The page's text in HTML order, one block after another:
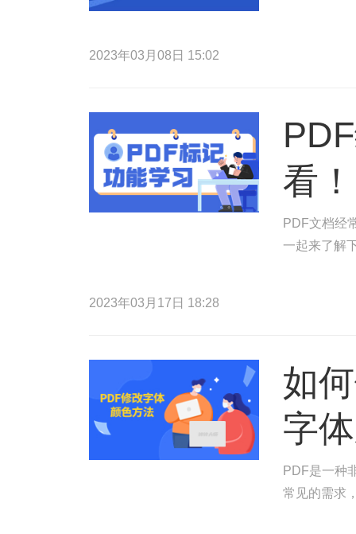
2023年03月08日 15:02
看！
PDF文档经
一起来了解
2023年03月17日 18:28
如
字
PDF是一种
常见的需求